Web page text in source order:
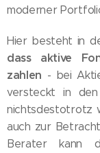
moderner
Hier besteht in
dass aktive
zahlen - bei
versteckt in
nichtsdestotrotz
auch zur
Berater kann